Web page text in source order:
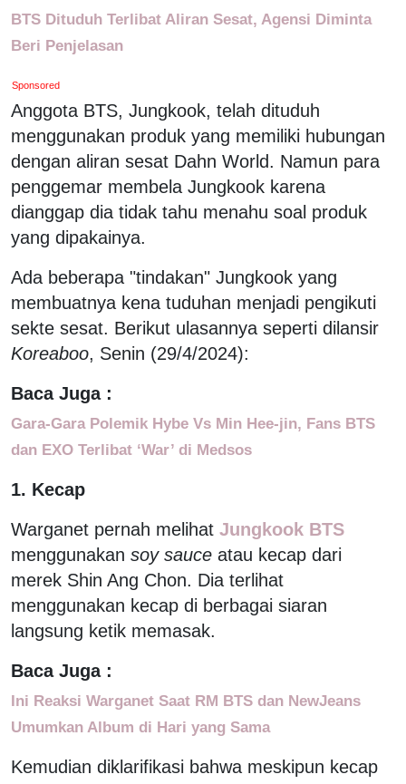
BTS Dituduh Terlibat Aliran Sesat, Agensi Diminta
Beri Penjelasan
Sponsored
Anggota BTS, Jungkook, telah dituduh
menggunakan produk yang memiliki hubungan
dengan aliran sesat Dahn World. Namun para
penggemar membela Jungkook karena
dianggap dia tidak tahu menahu soal produk
yang dipakainya.
Ada beberapa "tindakan" Jungkook yang
membuatnya kena tuduhan menjadi pengikuti
sekte sesat. Berikut ulasannya seperti dilansir
Koreaboo, Senin (29/4/2024):
Baca Juga :
Gara-Gara Polemik Hybe Vs Min Hee-jin, Fans BTS
dan EXO Terlibat ‘War’ di Medsos
1. Kecap
Warganet pernah melihat Jungkook BTS
menggunakan soy sauce atau kecap dari
merek Shin Ang Chon. Dia terlihat
menggunakan kecap di berbagai siaran
langsung ketik memasak.
Baca Juga :
Ini Reaksi Warganet Saat RM BTS dan NewJeans
Umumkan Album di Hari yang Sama
Kemudian diklarifikasi bahwa meskipun kecap